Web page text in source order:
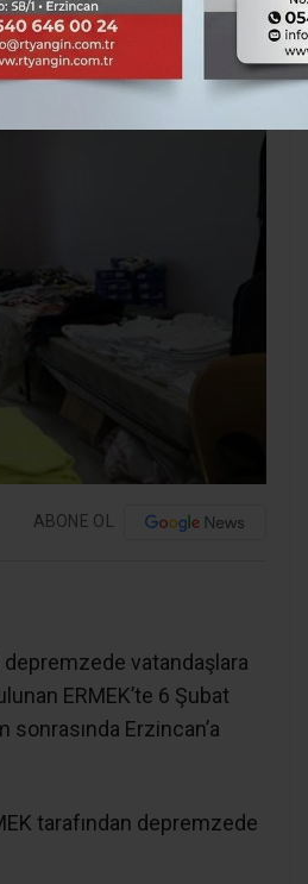
ABONE OL
vatandaşlara
ERMEK’te 6 Şubat
Erzincan’a
tarafından depremzede